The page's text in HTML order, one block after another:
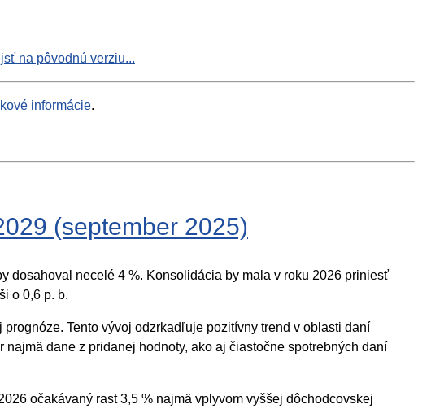
na pôvodnú verziu...
informácie.
(september 2025)
dosahoval necelé 4 %. Konsolidácia by mala v roku 2026 priniesť
o 0,6 p. b.
Tento vývoj odzrkadľuje pozitívny trend v oblasti daní
dane z pridanej hodnoty, ako aj čiastočne spotrebných daní
očakávaný rast 3,5 % najmä vplyvom vyššej dôchodcovskej